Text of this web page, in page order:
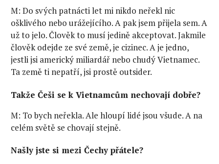
M: Do svých patnácti let mi nikdo neřekl nic
ošklivého nebo urážejícího. A pak jsem přijela sem. A
už to jelo. Člověk to musí jedině akceptovat. Jakmile
člověk odejde ze své země, je cizinec. A je jedno,
jestli jsi americký miliardář nebo chudý Vietnamec.
Ta země ti nepatří, jsi prostě outsider.
Takže Češi se k Vietnamcům nechovají dobře?
M: To bych neřekla. Ale hloupí lidé jsou všude. A na
celém světě se chovají stejně.
Našly jste si mezi Čechy přátele?